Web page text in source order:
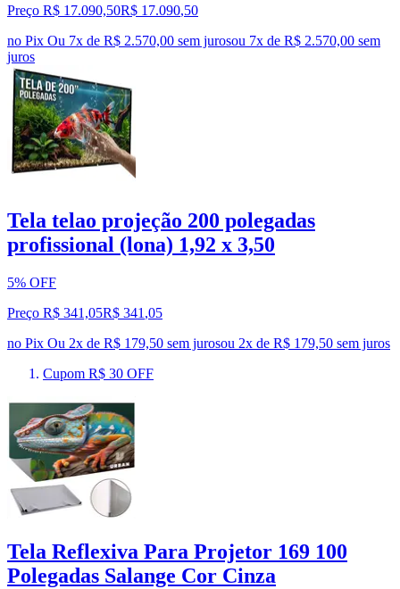
Preço R$ 17.090,50R$ 17.090,50
no Pix Ou 7x de R$ 2.570,00 sem jurosou 7x de R$ 2.570,00 sem
juros
Tela telao projeção 200 polegadas
profissional (lona) 1,92 x 3,50
5% OFF
Preço R$ 341,05R$ 341 ,05
no Pix Ou 2x de R$ 179,50 sem jurosou 2x de R$ 179,50 sem juros
Cupom R$ 30 OFF
Tela Reflexiva Para Projetor 169 100
Polegadas Salange Cor Cinza